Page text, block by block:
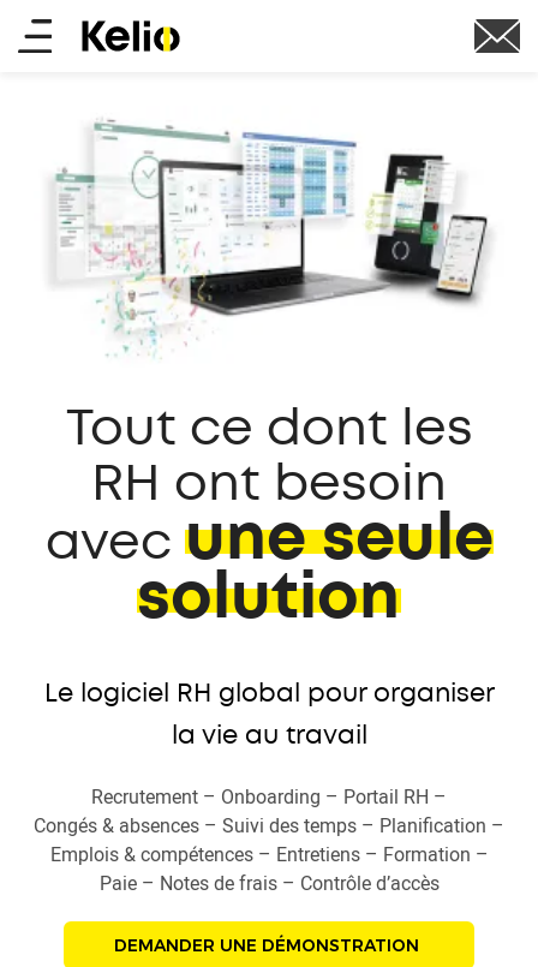
Aller
auMain
Tout ce dont les
RH ont besoin
avec une seule
solution
Le logiciel RH global pour organiser
la vie au travail
Recrutement – Onboarding – Portail RH –
Congés & absences – Suivi des temps – Planification –
Emplois & compétences – Entretiens – Formation –
Paie – Notes de frais – Contrôle d’accès
DEMANDER UNE DÉMONSTRATION